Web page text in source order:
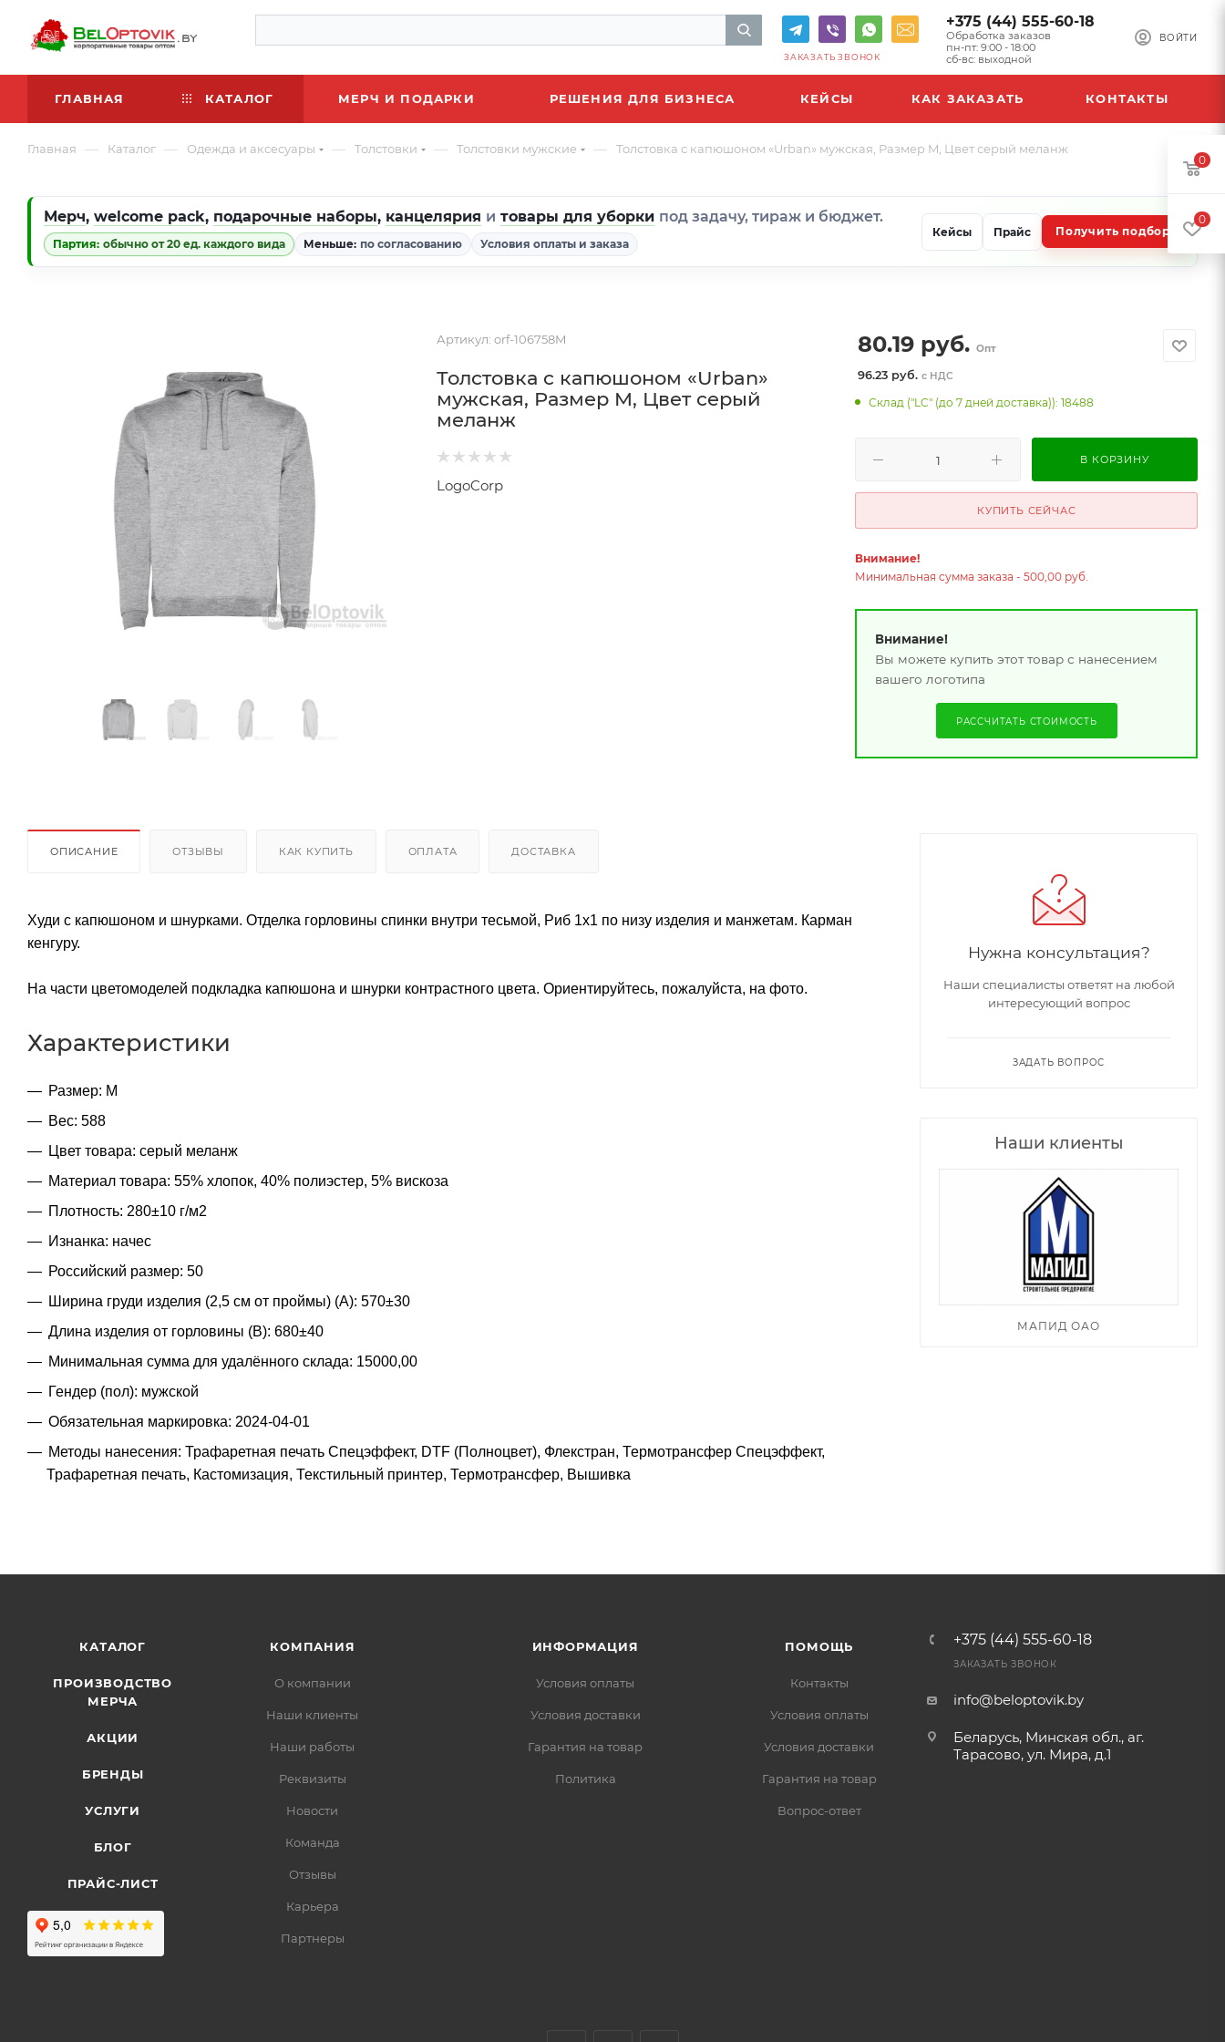
ВОЙТИ
+375 (44) 555-60-18
Обработка заказов
пн-пт: 9:00 - 18:00
сб-вс: выходной
ЗАКАЗАТЬ ЗВОНОК
ГЛАВНАЯ КАТАЛОГ МЕРЧ И ПОДАРКИ РЕШЕНИЯ ДЛЯ БИЗНЕСА КЕЙСЫ КАК ЗАКАЗАТЬ КОНТАКТЫ
Главная — Каталог — Одежда и аксесуары — Толстовки — Толстовки мужские — Толстовка с капюшоном «Urban» мужская, Размер M, Цвет серый меланж
Мерч, welcome pack, подарочные наборы, канцелярия и товары для уборки под задачу, тираж и бюджет.
Партия: обычно от 20 ед. каждого вида Меньше: по согласованию Условия оплаты и заказа
Кейсы Прайс Получить подбор
Артикул: orf-106758M
Толстовка с капюшоном «Urban»
мужская, Размер M, Цвет серый
меланж
LogoCorp
80.19 руб. Опт
96.23 руб.с НДС
Склад ("LC" (до 7 дней доставка)): 18488
В КОРЗИНУ
КУПИТЬ СЕЙЧАС
Внимание!
Минимальная сумма заказа - 500,00 руб.
Внимание!
Вы можете купить этот товар с нанесением
вашего логотипа
РАССЧИТАТЬ СТОИМОСТЬ
ОПИСАНИЕ ОТЗЫВЫ КАК КУПИТЬ ОПЛАТА ДОСТАВКА
Худи с капюшоном и шнурками. Отделка горловины спинки внутри тесьмой, Риб 1х1 по низу изделия и манжетам. Карман
кенгуру.
На части цветомоделей подкладка капюшона и шнурки контрастного цвета. Ориентируйтесь, пожалуйста, на фото.
Характеристики
Размер: M
Вес: 588
Цвет товара: серый меланж
Материал товара: 55% хлопок, 40% полиэстер, 5% вискоза
Плотность: 280±10 г/м2
Изнанка: начес
Российский размер: 50
Ширина груди изделия (2,5 см от проймы) (A): 570±30
Длина изделия от горловины (B): 680±40
Минимальная сумма для удалённого склада: 15000,00
Гендер (пол): мужской
Обязательная маркировка: 2024-04-01
Методы нанесения: Трафаретная печать Спецэффект, DTF (Полноцвет), Флекстран, Термотрансфер Спецэффект,
Трафаретная печать, Кастомизация, Текстильный принтер, Термотрансфер, Вышивка
Нужна консультация?
Наши специалисты ответят на любой
интересующий вопрос
ЗАДАТЬ ВОПРОС
Наши клиенты
МАПИД ОАО
КАТАЛОГ
ПРОИЗВОДСТВО
МЕРЧА
АКЦИИ
БРЕНДЫ
УСЛУГИ
БЛОГ
ПРАЙС-ЛИСТ
КОМПАНИЯ
О компании
Наши клиенты
Наши работы
Реквизиты
Новости
Команда
Отзывы
Карьера
Партнеры
ИНФОРМАЦИЯ
Условия оплаты
Условия доставки
Гарантия на товар
Политика
ПОМОЩЬ
Контакты
Условия оплаты
Условия доставки
Гарантия на товар
Вопрос-ответ
+375 (44) 555-60-18
ЗАКАЗАТЬ ЗВОНОК
info@beloptovik.by
Беларусь, Минская обл., аг.
Тарасово, ул. Мира, д.1
0
0